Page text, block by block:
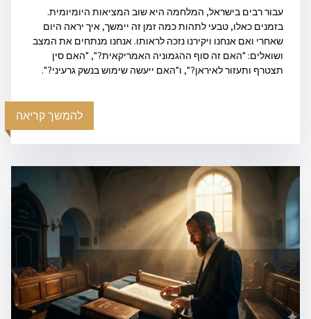
עבור רבים בישראל, המלחמה היא שוב המציאות היומיומית.
בזמנים כאלו, טבעי לתהות כמה זמן זה יימשך, איך יראה היום
שאחרי ואם אנחנו ויקירנו נזכה לראותו. אנחנו מנתחים את המצב
ושואלים: "האם זה סוף ההגמוניה האמריקאית?", "האם סין
תצטרף ותעזור לאיראן?", ו"האם ייעשה שימוש בנשק גרעיני?".
להמשך קריאה